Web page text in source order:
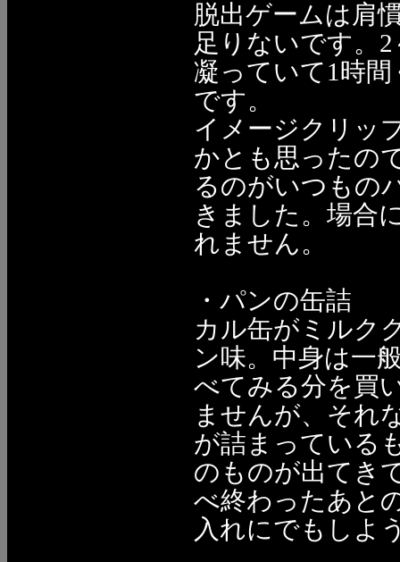
脱出ゲームは肩
足りないです。
凝っていて1時
です。
イメージクリッ
かとも思ったの
るのがいつもの
きました。場合
れません。
・パンの缶詰
カル缶がミルク
ン味。中身は一
べてみる分を買
ませんが、それ
が詰まっている
のものが出てき
べ終わったあと
入れにでもしよ